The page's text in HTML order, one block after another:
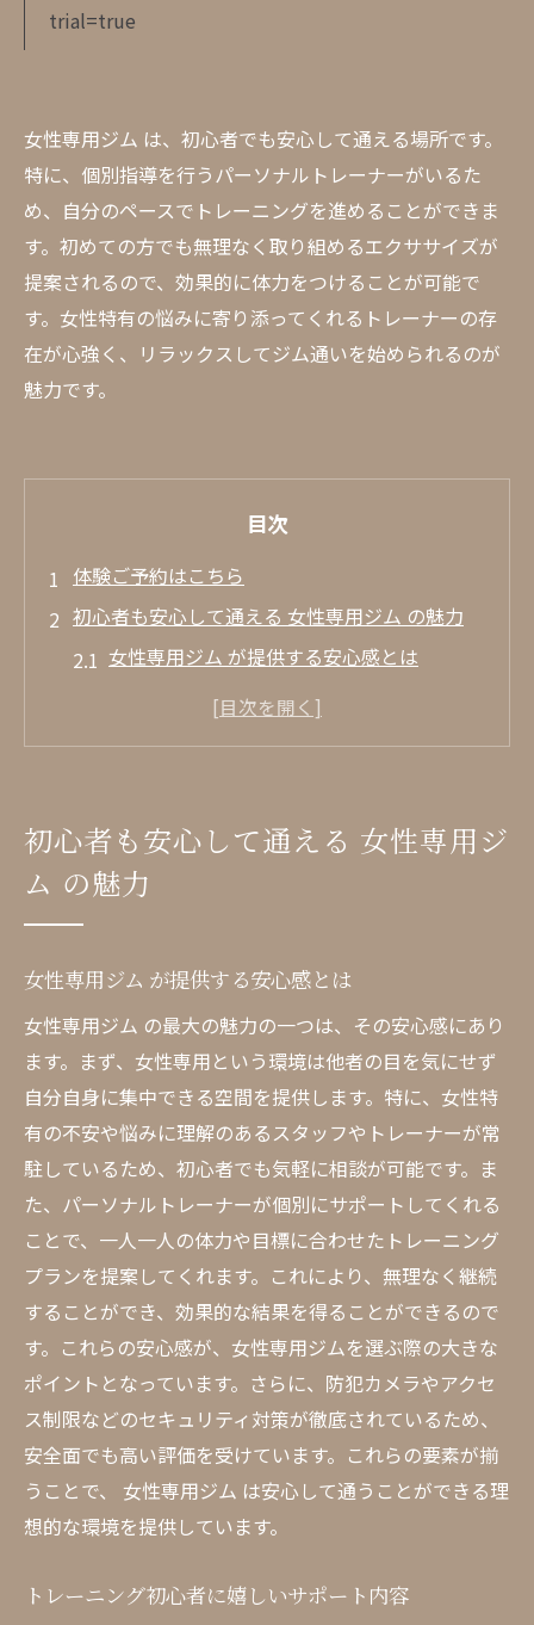
trial=true
女性専用ジム は、初心者でも安心して通える場所です。
特に、個別指導を行うパーソナルトレーナーがいるた
め、自分のペースでトレーニングを進めることができま
す。初めての方でも無理なく取り組めるエクササイズが
提案されるので、効果的に体力をつけることが可能で
す。女性特有の悩みに寄り添ってくれるトレーナーの存
在が心強く、リラックスしてジム通いを始められるのが
魅力です。
目次
体験ご予約はこちら
初心者も安心して通える 女性専用ジム の魅力
女性専用ジム が提供する安心感とは
トレーニング初心者に嬉しいサポート内容
フィットネス初心者にも優しいジム選び
パーソナルトレーナー が提供する効果的なトレ
ーニングプラン
個別指導で得られる効果とは
パーソナルトレーニングのメリット
目標に合わせたプランニングの重要性
トレーナーの専門知識を活かした指導
パーソナルトレーナーとの信頼関係の築き
方
効果的なトレーニングのためのコミュニケ
ーション
女性専用 ジム でのトレーニング初心者へのサポ
ート
初めてでも安心して始められる理由
初心者に優しいトレーニングプログラム
初心者が気をつけるべきポイント
女性特有の悩みに応えるサポート体制
トレーニングを続けるモチベーションアッ
不安を解消するための相談窓口
初心者も安心して通える 女性専用ジ
ム の魅力
女性専用ジム が提供する安心感とは
女性専用ジム の最大の魅力の一つは、その安心感にあり
ます。まず、女性専用という環境は他者の目を気にせず
自分自身に集中できる空間を提供します。特に、女性特
有の不安や悩みに理解のあるスタッフやトレーナーが常
駐しているため、初心者でも気軽に相談が可能です。ま
た、パーソナルトレーナーが個別にサポートしてくれる
ことで、一人一人の体力や目標に合わせたトレーニング
プランを提案してくれます。これにより、無理なく継続
することができ、効果的な結果を得ることができるので
す。これらの安心感が、女性専用ジムを選ぶ際の大きな
ポイントとなっています。さらに、防犯カメラやアクセ
ス制限などのセキュリティ対策が徹底されているため、
安全面でも高い評価を受けています。これらの要素が揃
うことで、 女性専用ジム は安心して通うことができる理
想的な環境を提供しています。
トレーニング初心者に嬉しいサポート内容